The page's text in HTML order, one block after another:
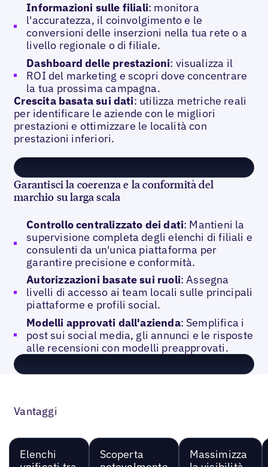
Informazioni sulle filiali: monitora
l'accuratezza, il coinvolgimento e le
conversioni delle inserzioni nella tua rete o a
livello regionale o di filiale.
Dashboard delle prestazioni: visualizza il
ROI del marketing e scopri dove concentrare
la tua prossima campagna.
Crescita basata sui dati: utilizza metriche reali
per identificare le aziende con le migliori
prestazioni e ottimizzare le località con
prestazioni inferiori.
Garantisci la coerenza e la conformità del
marchio su larga scala
Controllo centralizzato dei dati: Mantieni la
supervisione completa degli elenchi di filiali e
consulenti da un'unica piattaforma per
garantire precisione e conformità.
Autorizzazioni basate sui ruoli: Assegna
livelli di accesso ai team locali sulle principali
piattaforme e profili social.
Modelli approvati dall'azienda: Semplifica i
post sui social media, gli annunci e le risposte
alle recensioni con modelli preapprovati.
Vantaggi
Elenchi
Scoperta
Massimizza